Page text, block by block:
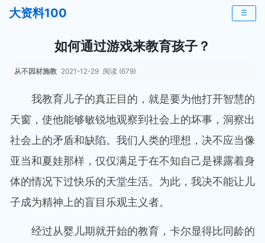
大资料100 ☰
如何通过游戏来教育孩子？
从不因材施教 2021-12-29 阅读 (679)
我教育儿子的真正目的，就是要为他打开智慧的
天窗，使他能够敏锐地观察到社会上的坏事，洞察出
社会上的矛盾和缺陷。我们人类的理想，决不应当像
亚当和夏娃那样，仅仅满足于在不知自己是裸露着身
体的情况下过快乐的天堂生活。为此，我决不能让儿
子成为精神上的盲目乐观主义者。
经过从婴儿期就开始的教育，卡尔显得比同龄的